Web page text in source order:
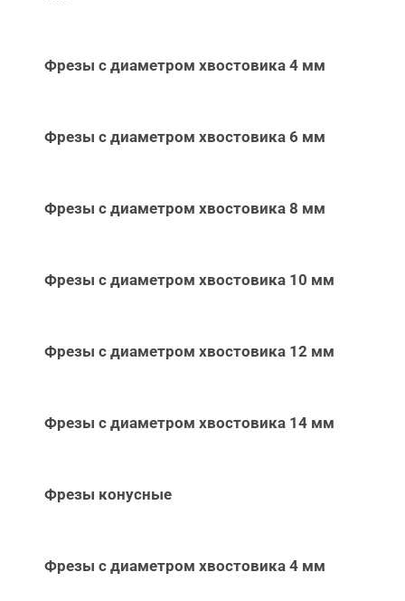
Фрезы с диаметром хвостовика 4 мм
Фрезы с диаметром хвостовика 6 мм
Фрезы с диаметром хвостовика 8 мм
Фрезы с диаметром хвостовика 10 мм
Фрезы с диаметром хвостовика 12 мм
Фрезы с диаметром хвостовика 14 мм
Фрезы конусные
Фрезы с диаметром хвостовика 4 мм